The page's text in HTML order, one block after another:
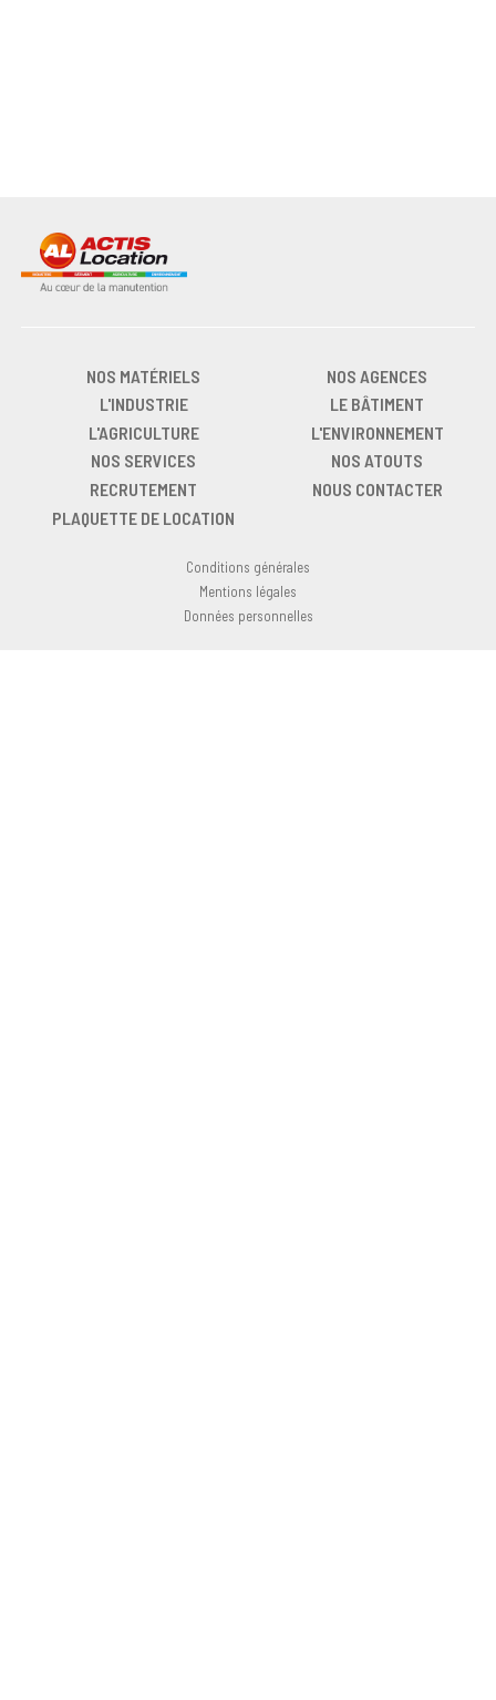
NOS MATÉRIELS
NOS AGENCES
L'INDUSTRIE
LE BÂTIMENT
L'AGRICULTURE
L'ENVIRONNEMENT
NOS SERVICES
NOS ATOUTS
RECRUTEMENT
NOUS CONTACTER
PLAQUETTE DE LOCATION
Conditions générales
Mentions légales
Données personnelles